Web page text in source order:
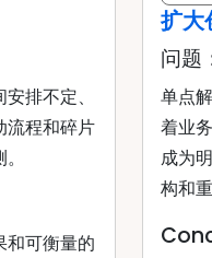
排不定、
流程和碎片
和可衡量的
扩大
问题
单点
着业
成为
构和